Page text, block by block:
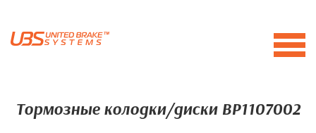
Тормозные колодки/диски BP1107002